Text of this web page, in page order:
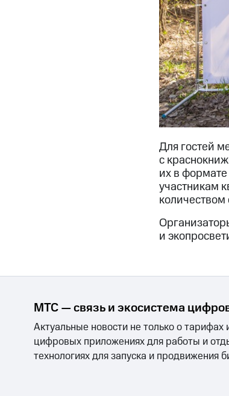
Для гостей
с
их в
участникам
количеством
и
МТС — связь и экосистема
Актуальные новости не только о
цифровых приложениях для работы и
технологиях для запуска и продвижения